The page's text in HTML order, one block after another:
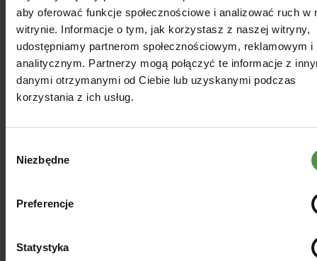
aby oferować funkcje społecznościowe i analizować ruch w
witrynie. Informacje o tym, jak korzystasz z naszej witryny,
udostępniamy partnerom społecznościowym, reklamowym i
analitycznym. Partnerzy mogą połączyć te informacje z
danymi otrzymanymi od Ciebie lub uzyskanymi podczas
korzystania z ich usług.
zgody
Niezbędne
Preferencje
Statystyka
Czytaj
więcej